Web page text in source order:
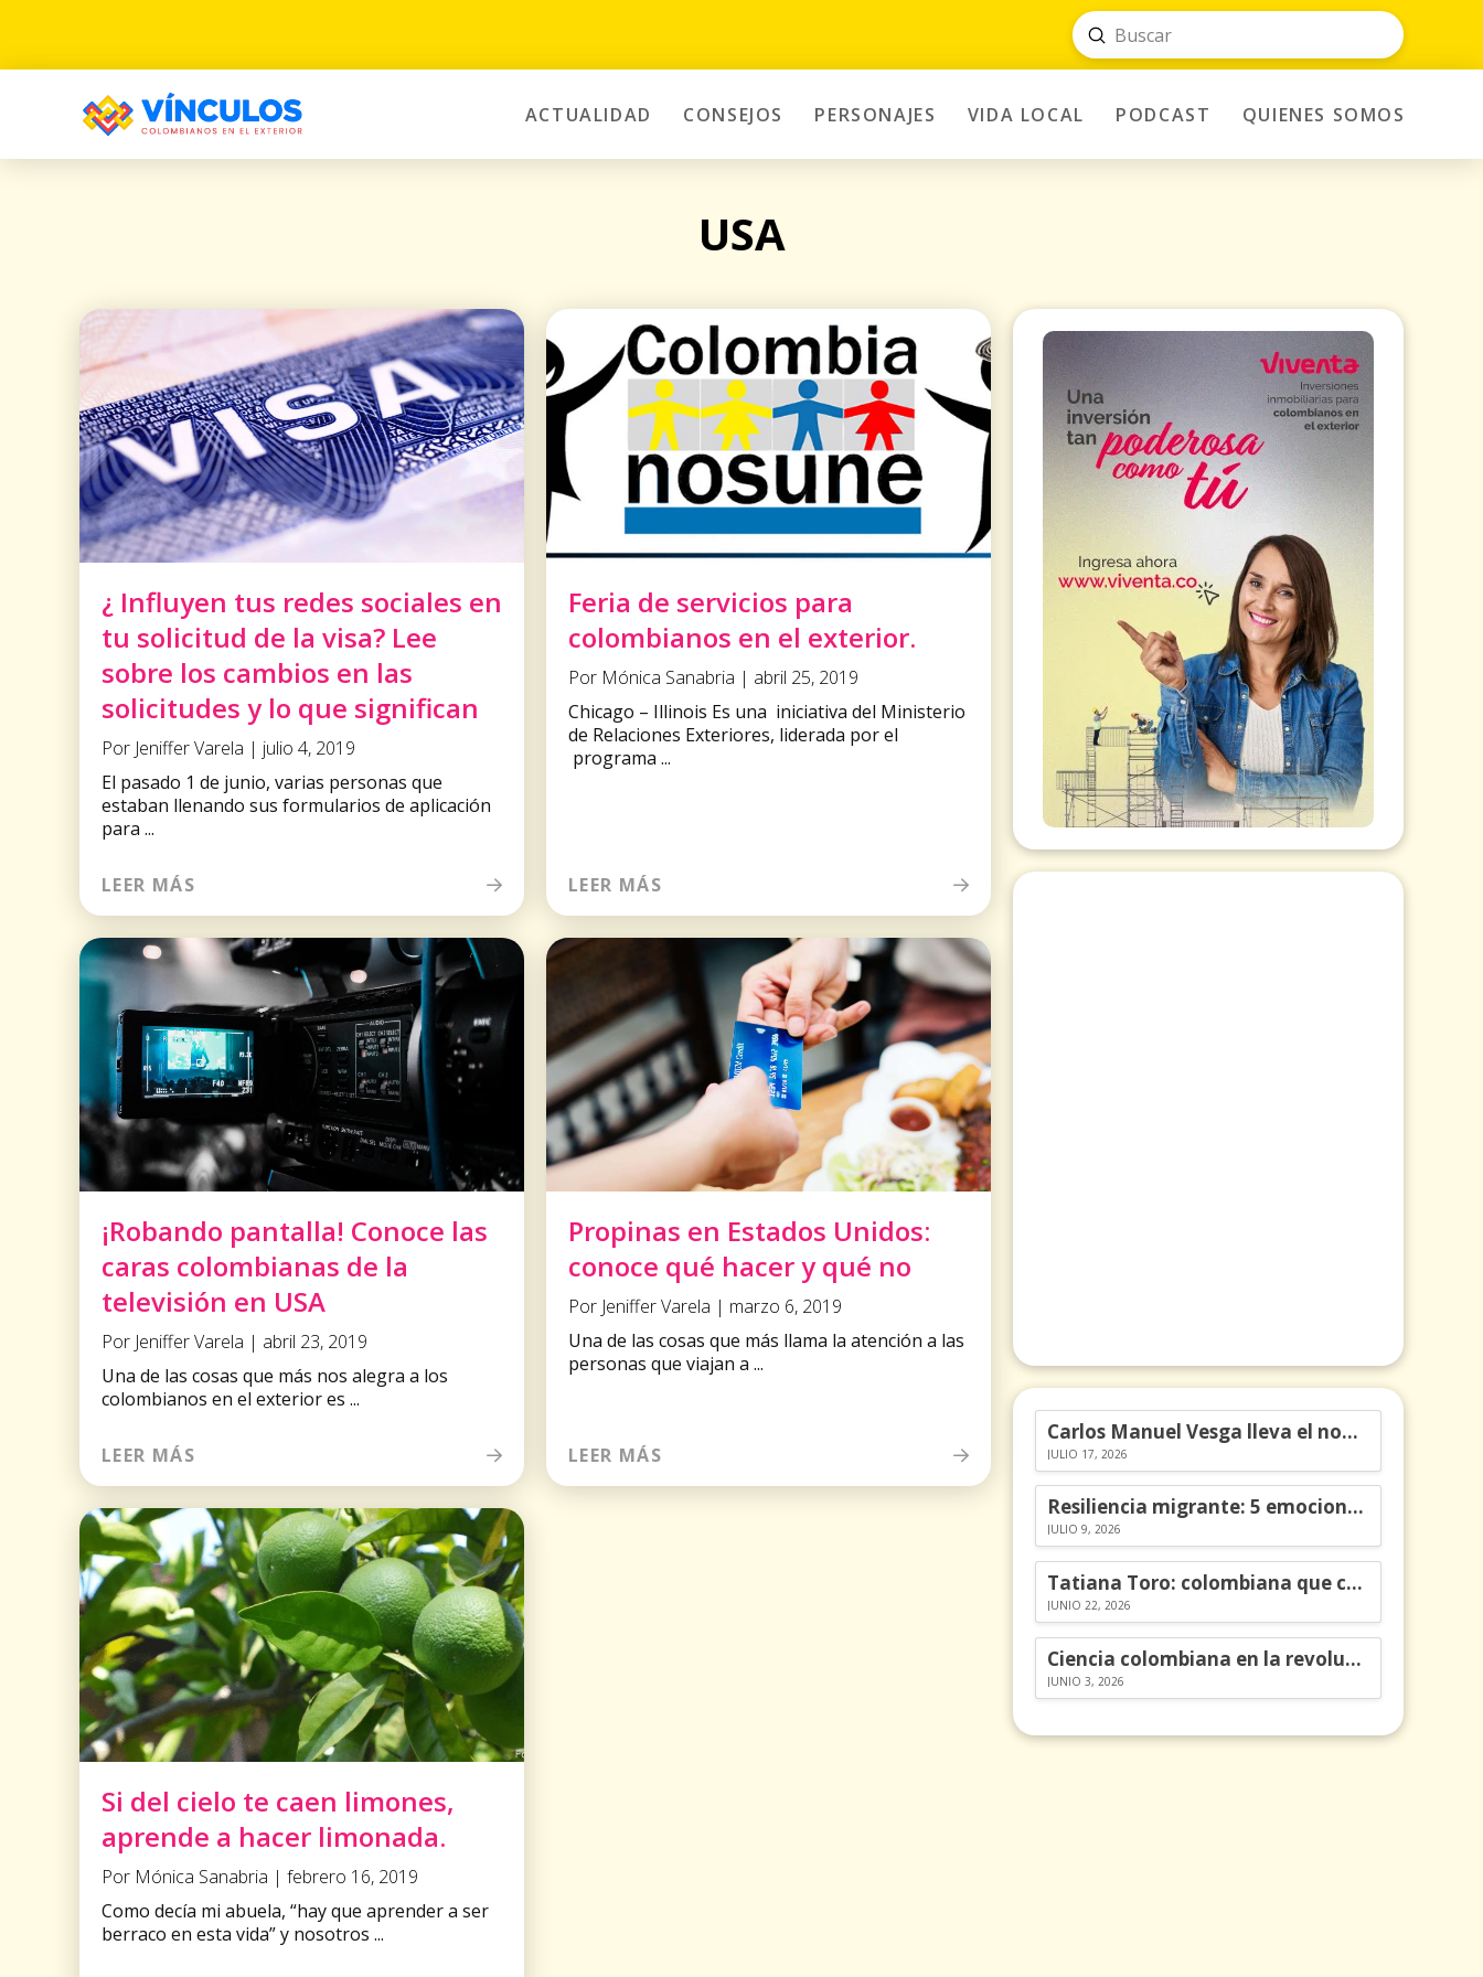
Search
Submit
ACTUALIDAD CONSEJOS PERSONAJES VIDA LOCAL PODCAST QUIENES SOMOS
USA
¿ Influyen tus redes sociales en
tu solicitud de la visa? Lee
sobre los cambios en las
solicitudes y lo que significan
Por Jeniffer Varela | julio 4, 2019
El pasado 1 de junio, varias personas que
estaban llenando sus formularios de aplicación
para ...
LEER MÁS
Feria de servicios para
colombianos en el exterior.
Por Mónica Sanabria | abril 25, 2019
Chicago – Illinois Es una iniciativa del Ministerio
de Relaciones Exteriores, liderada por el
programa ...
LEER MÁS
¡Robando pantalla! Conoce las
caras colombianas de la
televisión en USA
Por Jeniffer Varela | abril 23, 2019
Una de las cosas que más nos alegra a los
colombianos en el exterior es ...
LEER MÁS
Propinas en Estados Unidos:
conoce qué hacer y qué no
Por Jeniffer Varela | marzo 6, 2019
Una de las cosas que más llama la atención a las
personas que viajan a ...
LEER MÁS
Si del cielo te caen limones,
aprende a hacer limonada.
Por Mónica Sanabria | febrero 16, 2019
Como decía mi abuela, “hay que aprender a ser
berraco en esta vida” y nosotros ...
Carlos Manuel Vesga lleva el nombre de Colombia a los Emmy
JULIO 17, 2026
Resiliencia migrante: 5 emociones y cómo gestionarlas
JULIO 9, 2026
Tatiana Toro: colombiana que cambió la historia de las matemáticas
JUNIO 22, 2026
Ciencia colombiana en la revolución de los órganos en chips
JUNIO 3, 2026